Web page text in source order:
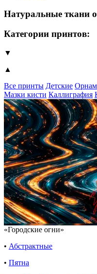
Натуральные ткани
Категории принтов:
▼
▲
Все принты Детские
Мазки кисти Каллиграфия
«Городские огни»
• Абстрактные
• Пятна